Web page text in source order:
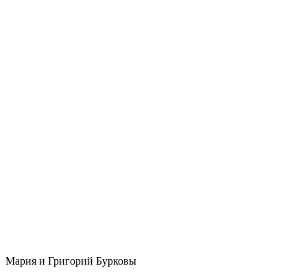
Мария и Григорий Бурковы